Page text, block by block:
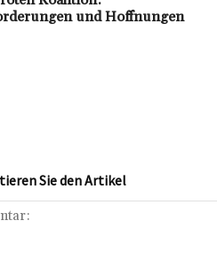
und Hoffnungen
Sie den Artikel